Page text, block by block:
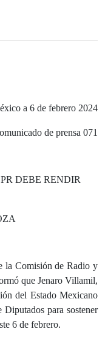
a 6 de febrero 2024
de prensa 071
DEBE RENDIR
la Comisión de Radio y
que Jenaro Villamil,
del Estado Mexicano
para sostener
6 de febrero.